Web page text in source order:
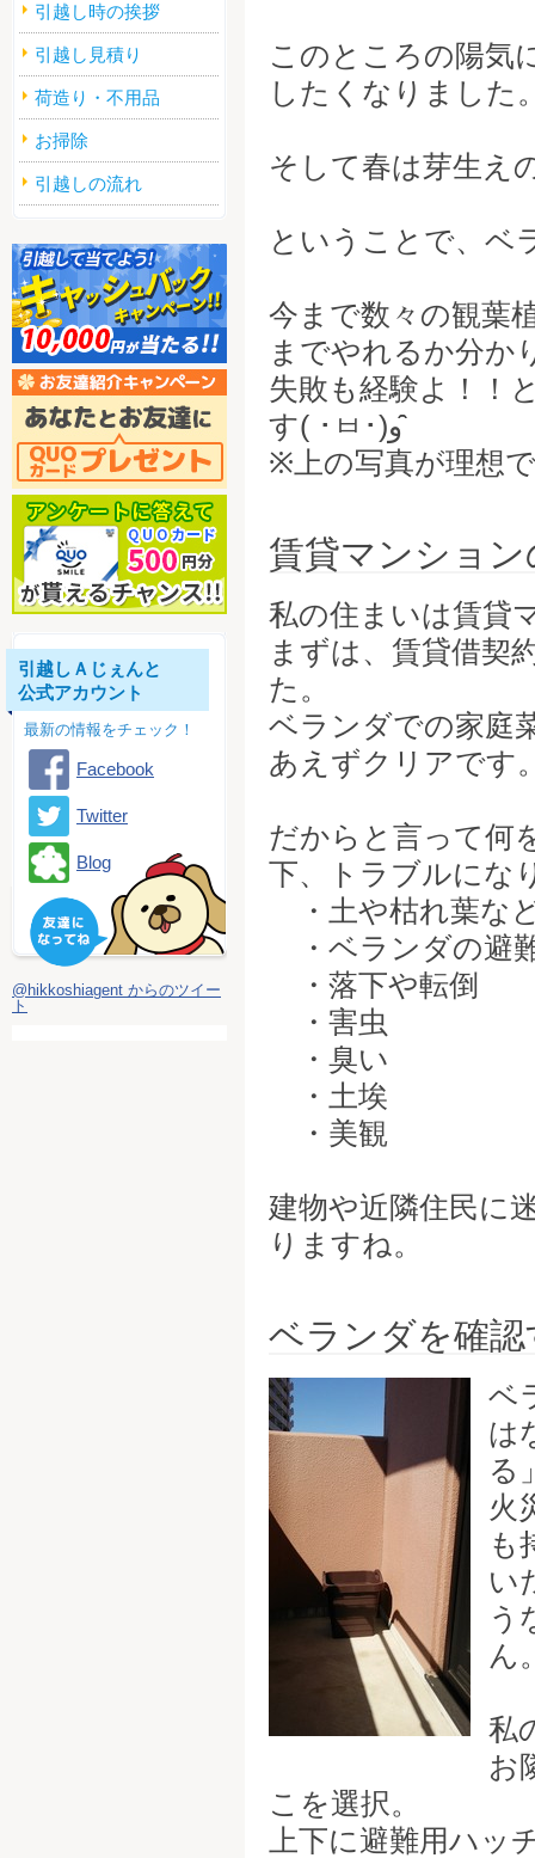
このところの陽気
したくなりました
そして春は芽生え
ということで、ベ
今まで数々の観葉
までやれるか分か
失敗も経験よ！！
す( ･ㅂ･)و ̑̑
※上の写真が理想
賃貸マンショ
私の住まいは賃貸
まずは、賃貸借契
た。
ベランダでの家庭
あえずクリアです
だからと言って何
下、トラブルにな
・土や枯れ葉な
・ベランダの避
・落下や転倒
・害虫
・臭い
・土埃
・美観
建物や近隣住民に
りますね。
ベランダを確認
ベ
は
る
火
も
い
う
ん
私
お
こを選択。
上下に避難用ハッ
引越し時の挨拶
引越し見積り
荷造り・不用品
お掃除
引越しの流れ
引越しＡじぇんと
公式アカウント
最新の情報をチェック！
Facebook
Twitter
Blog
@hikkoshiagent からのツイー
ト